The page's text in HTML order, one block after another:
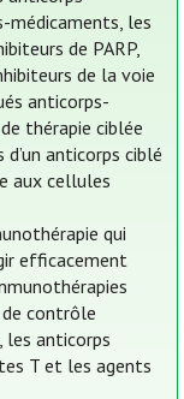
médicaments, les
de PARP,
de la voie
anticorps-
thérapie ciblée
anticorps ciblé
aux cellules
qui
efficacement
contrôle
les anticorps
T et les agents